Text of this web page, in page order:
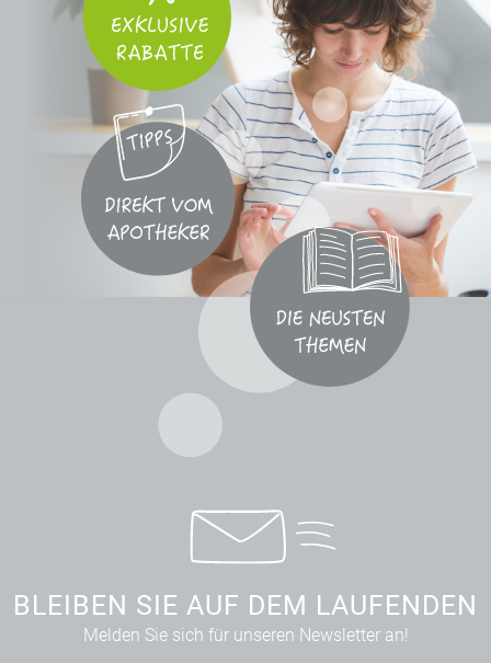
BLEIBEN SIE AUF DEM LAUFENDEN
Melden Sie sich für unseren Newsletter an!